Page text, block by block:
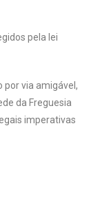
pela lei
por via amigável,
da Freguesia
imperativas